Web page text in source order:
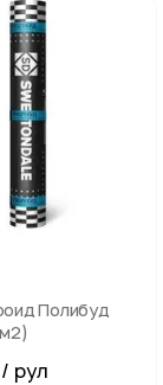
Полибуд
/ рул